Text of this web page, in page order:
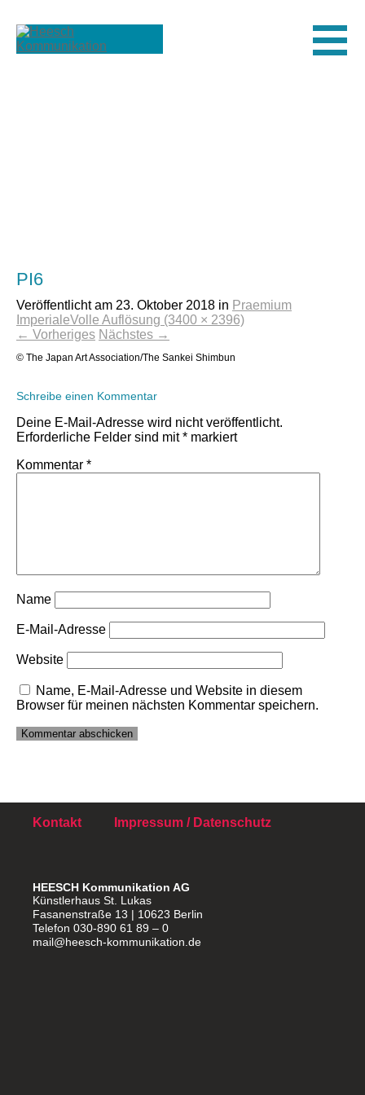
PI6
Veröffentlicht am 23. Oktober 2018 in Praemium
ImperialeVolle Auflösung (3400 × 2396)
← Vorheriges Nächstes →
© The Japan Art Association/The Sankei Shimbun
Schreibe einen Kommentar
Deine E-Mail-Adresse wird nicht veröffentlicht.
Erforderliche Felder sind mit* markiert
Kommentar *
Name
E-Mail-Adresse
Website
Name, E-Mail-Adresse und Website in diesem
Browser für meinen nächsten Kommentar speichern.
Kontakt Impressum / Datenschutz
HEESCH Kommunikation AG
Künstlerhaus St. Lukas
Fasanenstraße 13 | 10623 Berlin
Telefon 030-890 61 89 – 0
mail@heesch-kommunikation.de